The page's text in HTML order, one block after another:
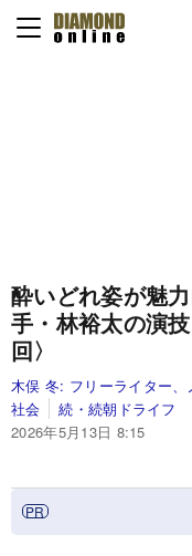
酔いどれ姿が魅
手・林裕太の演
回〉
木俣 冬: フリーライター
社会
続・続朝ドライフ
2026年5月13日 8:15